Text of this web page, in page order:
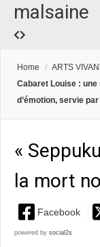
malsaine
Home / ARTS
Cabaret Louise : une
d’émotion, servie
«
la mort
Facebook
powered by social2s